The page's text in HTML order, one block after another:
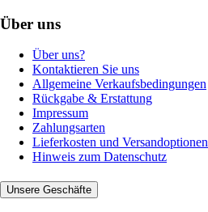
Über uns
Über uns?
Kontaktieren Sie uns
Allgemeine Verkaufsbedingungen
Rückgabe & Erstattung
Impressum
Zahlungsarten
Lieferkosten und Versandoptionen
Hinweis zum Datenschutz
Unsere Geschäfte